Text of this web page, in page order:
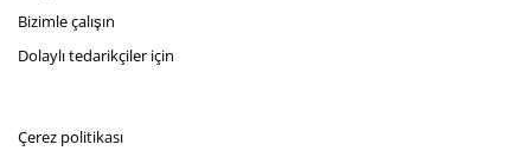
Bizimle çalışın
Dolaylı tedarikçiler için
Çerez politikası